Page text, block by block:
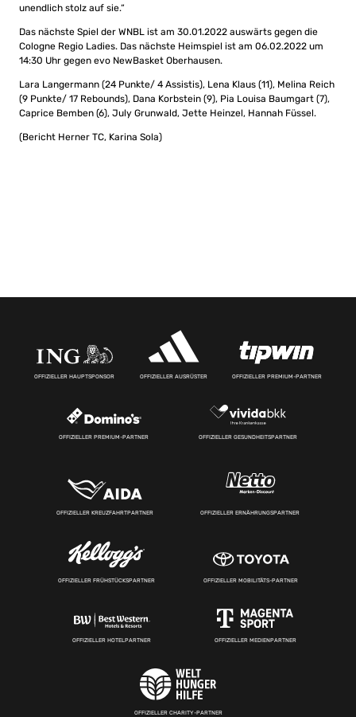
unendlich stolz auf sie.“
Das nächste Spiel der WNBL ist am 30.01.2022 auswärts gegen die
Cologne Regio Ladies. Das nächste Heimspiel ist am 06.02.2022 um
14:30 Uhr gegen evo NewBasket Oberhausen.
Lara Langermann (24 Punkte/ 4 Assistis), Lena Klaus (11), Melina Reich
(9 Punkte/ 17 Rebounds), Dana Korbstein (9), Pia Louisa Baumgart (7),
Caprice Bemben (6), July Grunwald, Jette Heinzel, Hannah Füssel.
(Bericht Herner TC, Karina Sola)
OFFIZIELLER HAUPTSPONSOR OFFIZIELLER AUSRÜSTER OFFIZIELLER PREMIUM-PARTNER
OFFIZIELLER PREMIUM-PARTNER OFFIZIELLER GESUNDHEITSPARTNER
OFFIZIELLER KREUZFAHRTPARTNER OFFIZIELLER ERNÄHRUNGSPARTNER
OFFIZIELLER FRÜHSTÜCKSPARTNER OFFIZIELLER MOBILITÄTS-PARTNER
OFFIZIELLER HOTELPARTNER OFFIZIELLER MEDIENPARTNER
OFFIZIELLER CHARITY-PARTNER